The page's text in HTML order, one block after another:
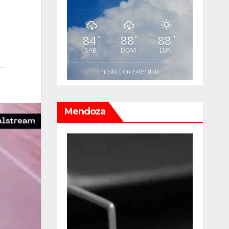
84°
SAB
88 °
DOM
88 °
LUN
Predicción extendida
Mendoza